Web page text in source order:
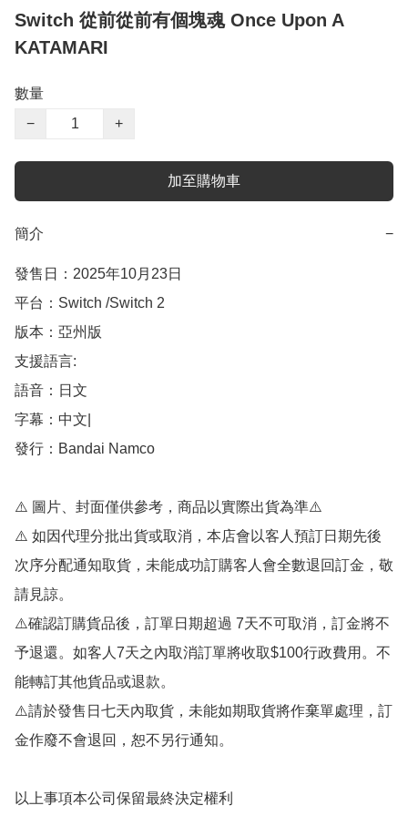
Switch 從前從前有個塊魂 Once Upon A
KATAMARI
數量
−
+
加至購物車
簡介 −
發售日：2025年10月23日
平台：Switch /Switch 2
版本：亞州版
支援語言:
語音：日文
字幕：中文|
發行：Bandai Namco
⚠️ 圖片、封面僅供參考，商品以實際出貨為準⚠️
⚠️ 如因代理分批出貨或取消，本店會以客人預訂日期先後
次序分配通知取貨，未能成功訂購客人會全數退回訂金，敬
請見諒。
⚠️確認訂購貨品後，訂單日期超過 7天不可取消，訂金將不
予退還。如客人7天之內取消訂單將收取$100行政費用。不
能轉訂其他貨品或退款。
⚠️請於發售日七天內取貨，未能如期取貨將作棄單處理，訂
金作廢不會退回，恕不另行通知。